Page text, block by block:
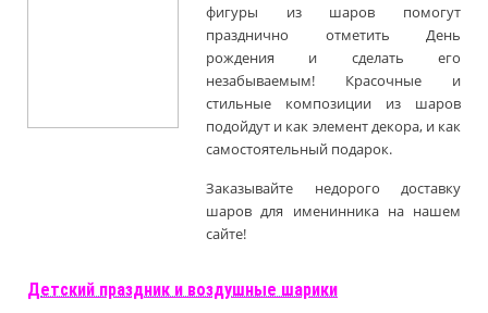
фигуры из шаров помогут
празднично отметить День
рождения и сделать его
незабываемым! Красочные и
стильные композиции из шаров
подойдут и как элемент декора, и как
самостоятельный подарок.
Заказывайте недорого доставку
шаров для именинника на нашем
сайте!
Детский праздник и воздушные шарики